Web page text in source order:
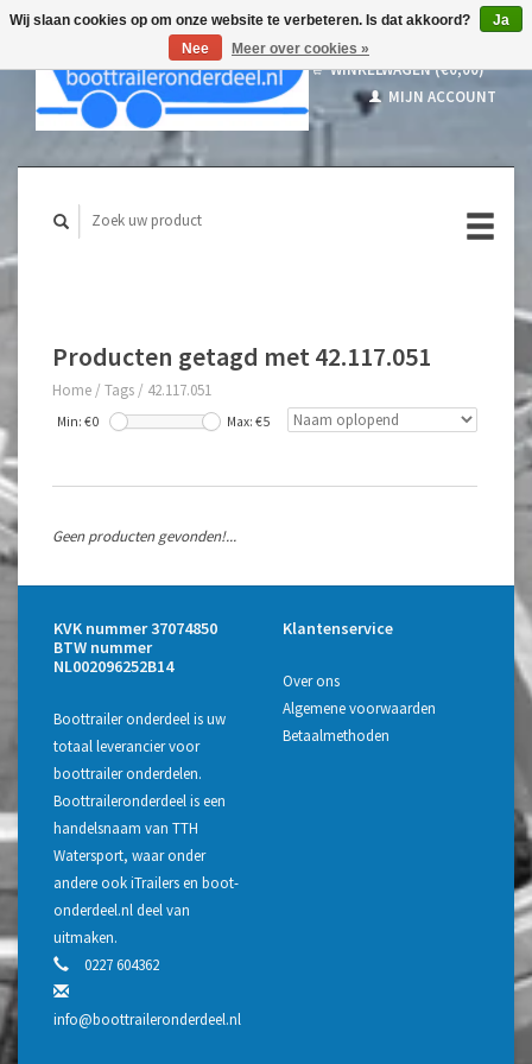
WINKELWAGEN (€0,00)
MIJN ACCOUNT
Producten getagd met 42.117.051
Home / Tags / 42.117.051
Min: €0 Max: €5
Geen producten gevonden!...
KVK nummer 37074850
BTW nummer
NL002096252B14
Boottrailer onderdeel is uw
totaal leverancier voor
boottrailer onderdelen.
Boottraileronderdeel is een
handelsnaam van TTH
Watersport, waar onder
andere ook iTrailers en boot-
onderdeel.nl deel van
uitmaken.
0227 604362
info@boottraileronderdeel.nl
Klantenservice
Over ons
Algemene voorwaarden
Betaalmethoden
Wij slaan cookies op om onze website te verbeteren. Is dat akkoord?
Ja
Nee
Meer over cookies »